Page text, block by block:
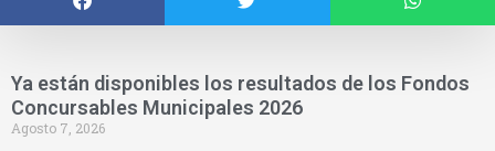
Ya están disponibles los resultados de los Fondos
Concursables Municipales 2026
Agosto 7, 2026